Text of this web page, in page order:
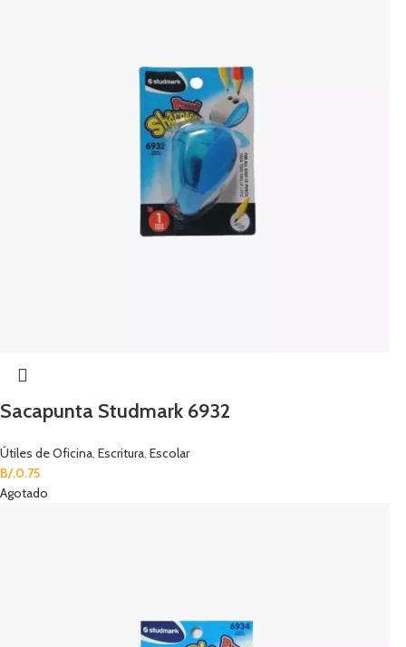
Sacapunta Studmark 6932
Útiles de Oficina, Escritura, Escolar
B/.0.75
Agotado